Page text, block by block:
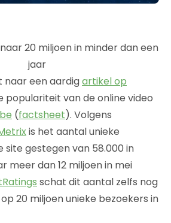
naar een aardigartikel op
populariteit van de online video
(factsheet). Volgens
is het aantal unieke
site gestegen van 58.000 in
meer dan 12 miljoen in mei
schat dit aantal zelfs nog
20 miljoen unieke bezoekers in